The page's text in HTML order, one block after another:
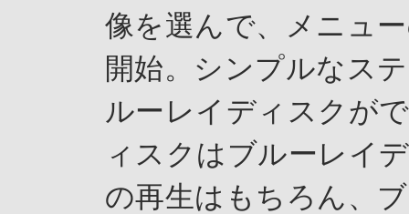
像を選んで、メニュ
開始。シンプルなス
ルーレイディスクが
ィスクはブルーレイ
の再生はもちろん、